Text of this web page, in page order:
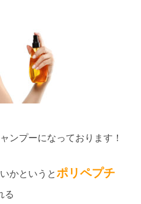
ンプーになっております！
かというとポリペプチ
る